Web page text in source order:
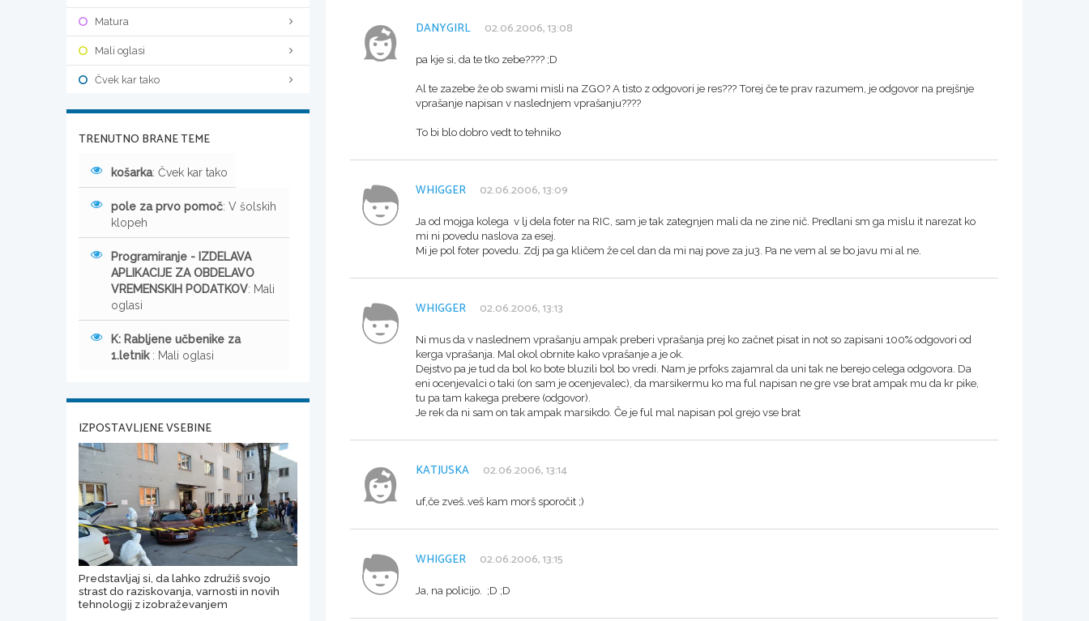
DANYGIRL 02.06.2006, 13:08
pa kje si, da te tko zebe???? ;D
Al te zazebe že ob swami misli na ZGO? A tisto z odgovori je res??? Torej če te prav razumem, je odgovor na prejšnje
vprašanje napisan v naslednjem vprašanju????
To bi blo dobro vedt to tehniko
WHIGGER 02.06.2006, 13:09
Ja od mojga kolega v lj dela foter na RIC, sam je tak zategnjen mali da ne zine nič. Predlani sm ga mislu it narezat ko
mi ni povedu naslova za esej.
Mi je pol foter povedu. Zdj pa ga kličem že cel dan da mi naj pove za ju3. Pa ne vem al se bo javu mi al ne.
WHIGGER 02.06.2006, 13:13
Ni mus da v naslednem vprašanju ampak preberi vprašanja prej ko začnet pisat in not so zapisani 100% odgovori od
kerga vprašanja. Mal okol obrnite kako vprašanje a je ok.
Dejstvo pa je tud da bol ko bote bluzili bol bo vredi. Nam je prfoks zajamral da uni tak ne berejo celega odgovora. Da
eni ocenjevalci o taki (on sam je ocenjevalec), da marsikermu ko ma ful napisan ne gre vse brat ampak mu da kr pike,
tu pa tam kakega prebere (odgovor).
Je rek da ni sam on tak ampak marsikdo. Če je ful mal napisan pol grejo vse brat
KATJUSKA 02.06.2006, 13:14
uf,če zveš..veš kam morš sporočit ;)
WHIGGER 02.06.2006, 13:15
Ja, na policijo. ;D ;D
Matura
Mali oglasi
Čvek kar tako
TRENUTNO BRANE TEME
košarka: Čvek kar tako
pole za prvo pomoč: V šolskih
klopeh
Programiranje - IZDELAVA
APLIKACIJE ZA OBDELAVO
VREMENSKIH PODATKOV: Mali
oglasi
K: Rabljene učbenike za
1.letnik : Mali oglasi
IZPOSTAVLJENE VSEBINE
Predstavljaj si, da lahko združiš svojo
strast do raziskovanja, varnosti in novih
tehnologij z izobraževanjem